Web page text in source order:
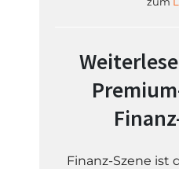
Finanz-Szene ist